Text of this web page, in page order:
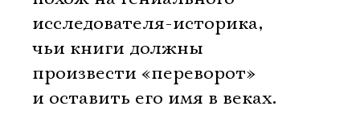
исследователя-историка,
чьи книги должны
произвести «переворот»
и оставить его имя в веках.